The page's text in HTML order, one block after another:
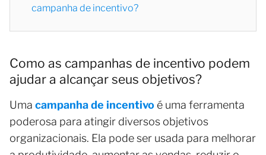
campanha de incentivo?
Como as campanhas de incentivo podem
ajudar a alcançar seus objetivos?
Uma campanha de incentivo é uma ferramenta
poderosa para atingir diversos objetivos
organizacionais. Ela pode ser usada para melhorar